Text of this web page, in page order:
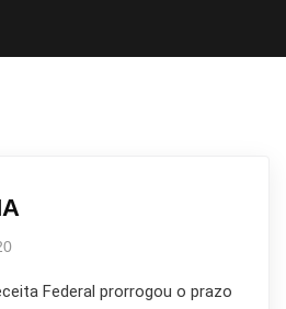
Federal prorrogou o prazo